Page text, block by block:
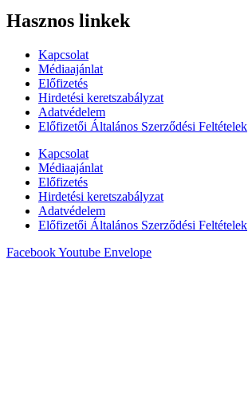
Hasznos linkek
Kapcsolat
Médiaajánlat
Előfizetés
Hirdetési keretszabályzat
Adatvédelem
Előfizetői Általános Szerződési Feltételek
Kapcsolat
Médiaajánlat
Előfizetés
Hirdetési keretszabályzat
Adatvédelem
Előfizetői Általános Szerződési Feltételek
FacebookYoutube Envelope